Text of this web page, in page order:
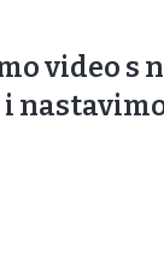
video s
i